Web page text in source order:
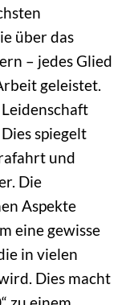
über das
– jedes Glied
geleistet.
spiegelt
und
Die
Aspekte
eine gewisse
in vielen
Dies macht